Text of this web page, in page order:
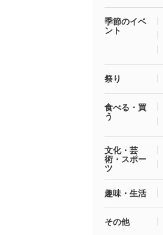
季節のイベ
ント
祭り
食べる・買
う
文化・芸
術・スポー
ツ
趣味・生活
その他